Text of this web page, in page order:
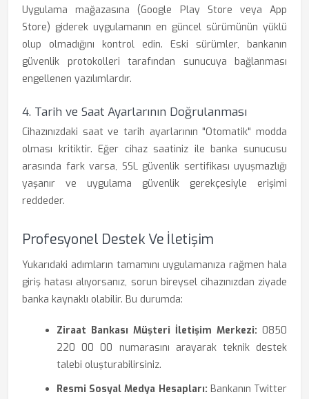
Uygulama mağazasına (Google Play Store veya App
Store) giderek uygulamanın en güncel sürümünün yüklü
olup olmadığını kontrol edin. Eski sürümler, bankanın
güvenlik protokolleri tarafından sunucuya bağlanması
engellenen yazılımlardır.
4. Tarih ve Saat Ayarlarının Doğrulanması
Cihazınızdaki saat ve tarih ayarlarının "Otomatik" modda
olması kritiktir. Eğer cihaz saatiniz ile banka sunucusu
arasında fark varsa, SSL güvenlik sertifikası uyuşmazlığı
yaşanır ve uygulama güvenlik gerekçesiyle erişimi
reddeder.
Profesyonel Destek Ve İletişim
Yukarıdaki adımların tamamını uygulamanıza rağmen hala
giriş hatası alıyorsanız, sorun bireysel cihazınızdan ziyade
banka kaynaklı olabilir. Bu durumda:
Ziraat Bankası Müşteri İletişim Merkezi: 0850
220 00 00 numarasını arayarak teknik destek
talebi oluşturabilirsiniz.
Resmi Sosyal Medya Hesapları: Bankanın Twitter